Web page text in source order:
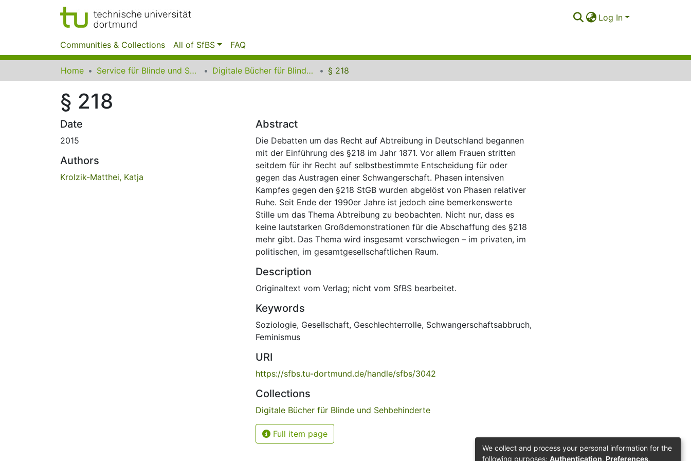
Log In
Communities & Collections All of SfBS FAQ
Home Service für Blinde und Sehbehinderte der UB Dortmund Digitale Bücher für Blinde und Sehbehinderte § 218
§ 218
Date
2015
Authors
Krolzik-Matthei, Katja
Abstract
Die Debatten um das Recht auf Abtreibung in Deutschland begannen
mit der Einführung des §218 im Jahr 1871. Vor allem Frauen stritten
seitdem für ihr Recht auf selbstbestimmte Entscheidung für oder
gegen das Austragen einer Schwangerschaft. Phasen intensiven
Kampfes gegen den §218 StGB wurden abgelöst von Phasen relativer
Ruhe. Seit Ende der 1990er Jahre ist jedoch eine bemerkenswerte
Stille um das Thema Abtreibung zu beobachten. Nicht nur, dass es
keine lautstarken Großdemonstrationen für die Abschaffung des §218
mehr gibt. Das Thema wird insgesamt verschwiegen – im privaten, im
politischen, im gesamtgesellschaftlichen Raum.
Description
Originaltext vom Verlag; nicht vom SfBS bearbeitet.
Keywords
Soziologie, Gesellschaft, Geschlechterrolle, Schwangerschaftsabbruch,
Feminismus
URI
https://sfbs.tu-dortmund.de/handle/sfbs/3042
Collections
Digitale Bücher für Blinde und Sehbehinderte
Full item page
We collect and process your personal information for the
following purposes: Authentication, Preferences,